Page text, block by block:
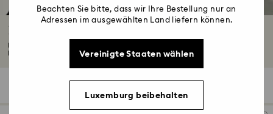
4 - Suchergebnisse
Halsketten
Mehr lesen
Beachten Sie bitte, dass wir Ihre Bestellung nur an
Adressen im ausgewählten Land liefern können.
Vereinigte Staaten wählen
Luxemburg beibehalten